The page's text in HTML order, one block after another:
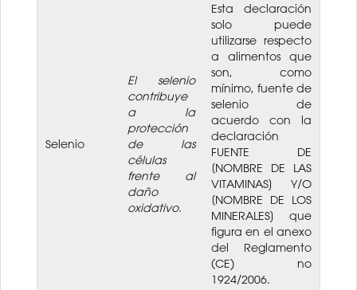
Selenio
El selenio
contribuye
a la
protección
de las
células
frente al
daño
oxidativo.
Esta declaración
solo puede
utilizarse respecto
a alimentos que
son, como
mínimo, fuente de
selenio de
acuerdo con la
declaración
FUENTE DE
[NOMBRE DE LAS
VITAMINAS] Y/O
[NOMBRE DE LOS
MINERALES] que
figura en el anexo
del Reglamento
(CE) no
1924/2006.